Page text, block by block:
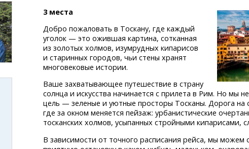
3 места
Добро пожаловать в Тоскану, где каждый
уголок — это ожившая картина, сотканная
из золотых холмов, изумрудных кипарисов
и старинных городов, чьи стены хранят
многовековые истории.
Ваше захватывающее путешествие в страну
солнца и искусства начинается с прилета в Рим. Но мы
цель — зеленые и уютные просторы Тосканы. Дорога
где за окном меняется пейзаж: урбанистические
тосканских холмов, усыпанных стройными кипарисами,
В зависимости от точного расписания рейса, мы можем